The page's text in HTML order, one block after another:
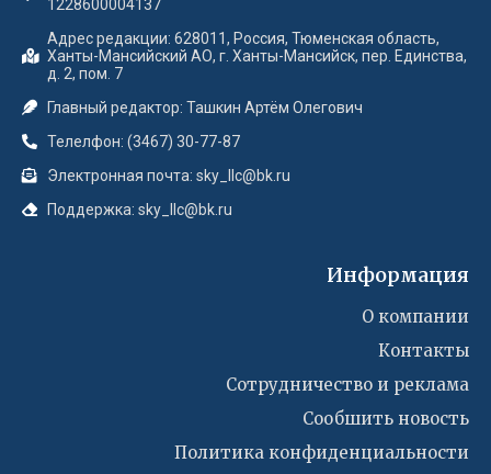
1228600004137
Адрес редакции: 628011, Россия, Тюменская область,
Ханты-Мансийский АО, г. Ханты-Мансийск, пер. Единства,
д. 2, пом. 7
Главный редактор: Ташкин Артём Олегович
Телелфон: (3467) 30-77-87
Электронная почта: sky_llc@bk.ru
Поддержка: sky_llc@bk.ru
Информация
О компании
Контакты
Сотрудничество и реклама
Сообшить новость
Политика конфиденциальности